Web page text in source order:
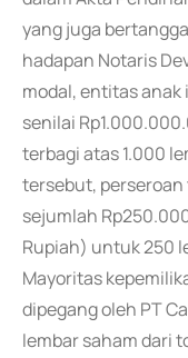
yang juga
hadapan Notaris
modal, entitas
senilai
terbagi atas 1.000
tersebut,
sejumlah
Rupiah) untuk 250
Mayoritas
dipegang oleh PT
lembar saham dari